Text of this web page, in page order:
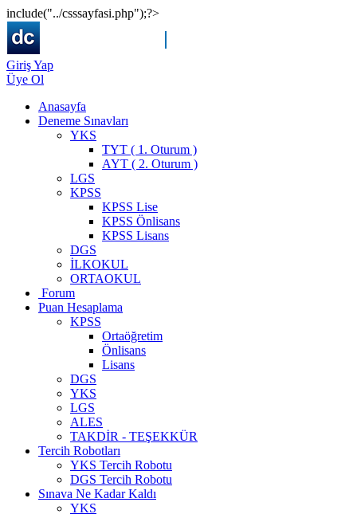
include("../csssayfasi.php");?>
Giriş Yap
Üye Ol
Anasayfa
Deneme Sınavları
YKS
TYT ( 1. Oturum )
AYT ( 2. Oturum )
LGS
KPSS
KPSS Lise
KPSS Önlisans
KPSS Lisans
DGS
İLKOKUL
ORTAOKUL
Forum
Puan Hesaplama
KPSS
Ortaöğretim
Önlisans
Lisans
DGS
YKS
LGS
ALES
TAKDİR - TEŞEKKÜR
Tercih Robotları
YKS Tercih Robotu
DGS Tercih Robotu
Sınava Ne Kadar Kaldı
YKS